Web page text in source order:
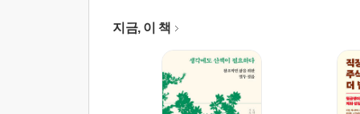
지금, 이 책